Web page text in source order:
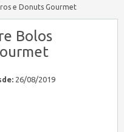
e Donuts Gourmet
Bolos
26/08/2019